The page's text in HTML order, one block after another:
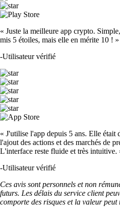
« Juste la meilleure app crypto.
mis 5 étoiles, mais elle en mérite 10 ! »
-Utilisateur vérifié
« J'utilise l'app depuis 5 ans. Elle était
l'ajout des actions et des marchés de
L'interface reste fluide et très intuitive.
-Utilisateur vérifié
Ces avis sont personnels et non
futurs. Les délais du service client
comporte des risques et la valeur peut